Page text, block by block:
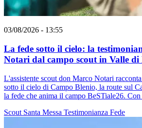
03/08/2026 - 13:55
La fede sotto il cielo: la
Notari dal campo scout in Valle di
L'assistente scout don Marco Notari
sotto il cielo di Campo Blenio, la route sul
la fede che anima il campo BeSTiale26.
Scout Santa Messa Testimonianza Fede